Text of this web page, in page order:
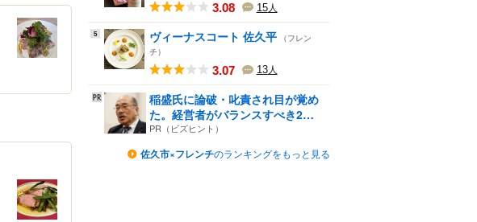
3.08 15人
5 ヴィーナスコート 佐久平 （フレン
チ）
3.07 13人
稲盛氏に論破・叱責され目が覚め
た。経営者がバランスすべき2
つ...
PR（ビズヒント）
佐久市×フレンチのランキングをもっと見る